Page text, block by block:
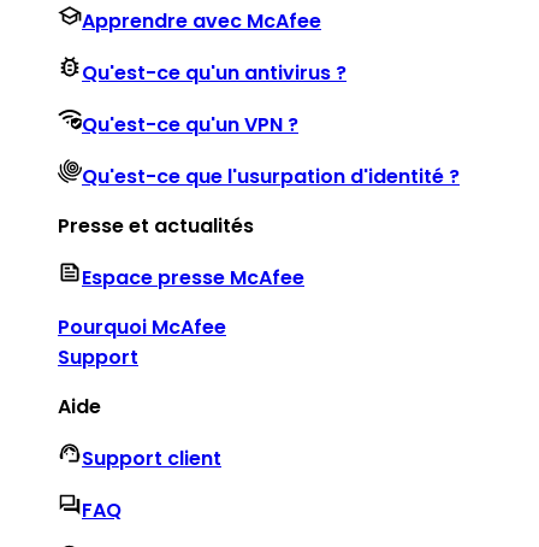
Apprendre avec McAfee
Qu'est-ce qu'un antivirus ?
Qu'est-ce qu'un VPN ?
Qu'est-ce que l'usurpation d'identité ?
Presse et actualités
Espace presse McAfee
Pourquoi McAfee
Support
Aide
Support client
FAQ